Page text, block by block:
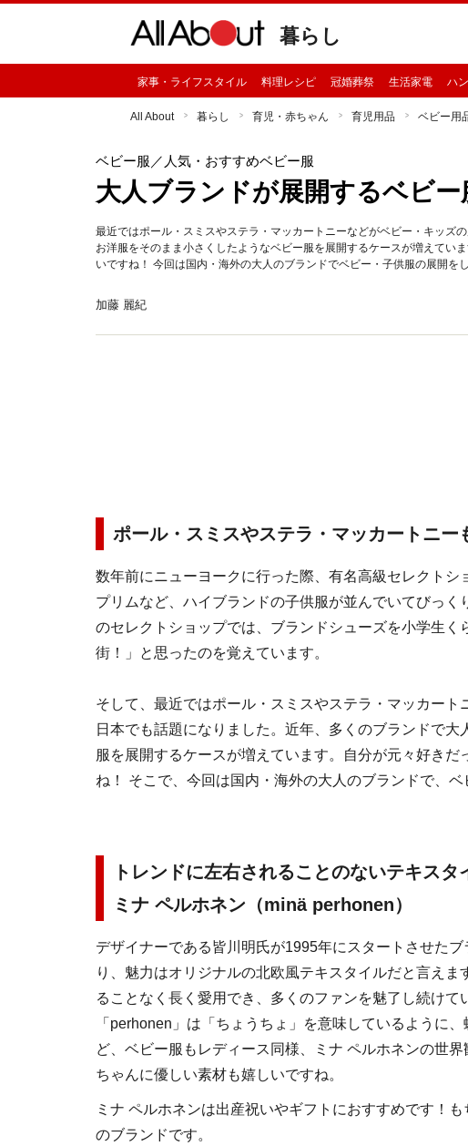
暮らし
家事・ライフスタイル 料理レシピ 冠婚葬祭 生活家電 ハ
All About 暮らし 育児・赤ちゃん 育児用品 ベビー用
ベビー服 ／人気・おすすめベビー服
大人ブランドが展開するベビー
最近ではポール・スミスやステラ・マッカートニーなどがベビー・キッズ
お洋服をそのまま小さくしたようなベビー服を展開するケースが増えてい
いですね！ 今回は国内・海外の大人のブランドでベビー・子供服の展開を
加藤 麗紀
ポール・スミスやステラ・マッカートニー
数年前にニューヨークに行った際、有名高級セレクト
プリムなど、ハイブランドの子供服が並んでいてびっ
のセレクトショップでは、ブランドシューズを小学生
街！」と思ったのを覚えています。
そして、最近ではポール・スミスやステラ・マッカー
日本でも話題になりました。近年、多くのブランドで
服を展開するケースが増えています。自分が元々好き
ね！ そこで、今回は国内・海外の大人のブランドで、
トレンドに左右されることのないテキスタ
ミナ ペルホネン（minä perhonen）
デザイナーである皆川明氏が1995年にスタートさせた
り、魅力はオリジナルの北欧風テキスタイルだと言え
ることなく長く愛用でき、多くのファンを魅了し続けて
「perhonen」は「ちょうちょ」を意味しているように
ど、ベビー服もレディース同様、ミナ ペルホネンの世
ちゃんに優しい素材も嬉しいですね。
ミナ ペルホネンは出産祝いやギフトにおすすめです！
のブランドです。